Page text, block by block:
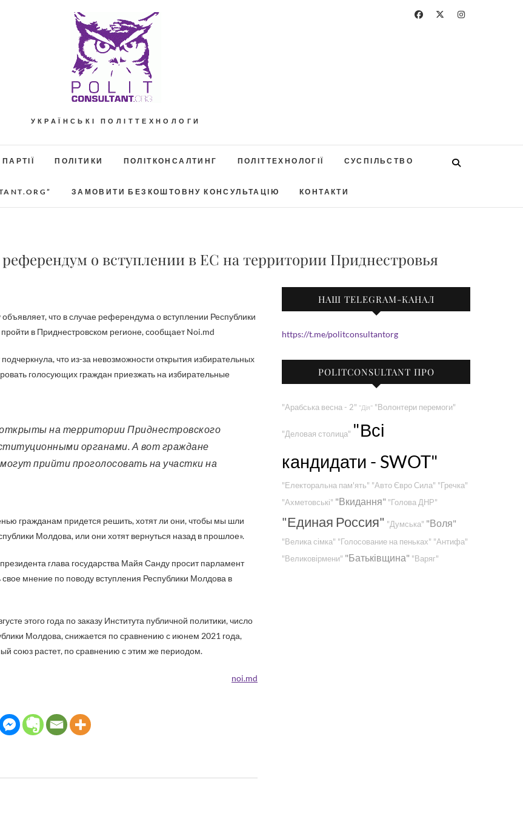
УКРАЇНСЬКІ ПОЛІТТЕХНОЛОГИ
ПАРТІЇ ПОЛІТИКИ ПОЛІТКОНСАЛТИНГ ПОЛІТТЕХНОЛОГІЇ СУСПІЛЬСТВО
ЗАМОВИТИ БЕЗКОШТОВНУ КОНСУЛЬТАЦІЮ КОНТАКТИ
о вступлении в ЕС на территории Приднестровья
в Приднестровском регионе, сообщает Noi.md
что из-за невозможности открытия избирательных
голосующих граждан приезжать на избирательные
органами. А вот граждане
прийти проголосовать на участки на
гражданам придется решить, хотят ли они, чтобы мы шли
Молдова, или они хотят вернуться назад в прошлое».
глава государства Майя Санду просит парламент
мнение по поводу вступления Республики Молдова в
этого года по заказу Института публичной политики, число
Молдова, снижается по сравнению с июнем 2021 года,
союз растет, по сравнению с этим же периодом.
noi.md
НАШ TELEGRAM-КАНАЛ
https://t.me/politconsultantorg
POLITCONSULTANT ПРО
"Арабська весна - 2" "Дія" "Волонтери перемоги"
"Деловая столица" "Всі
кандидати - SWOT"
"Електоральна пам'ять" "Авто Євро Сила" "Гречка"
"Ахметовські" "Вкидання" "Голова ДНР"
"Единая Россия" "Думська" "Воля"
"Велика сімка" "Голосование на пеньках" "Антифа"
"Великовірмени" "Батьківщина" "Варяг"